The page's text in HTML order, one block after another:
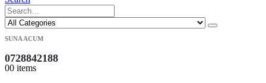
SUNA ACUM
0728842188
00 items